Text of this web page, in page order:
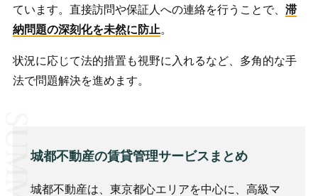
ています。直接訪問や保証人への連絡を行うことで、 滞
納問題の深刻化を未然に防止。
状況に応じて法的措置も視野に入れるなど、多角的な手
法で問題解決を進めます。
城都不動産の賃貸管理サービスまとめ
城都不動産は、東京都心エリアを中心に、高級マ